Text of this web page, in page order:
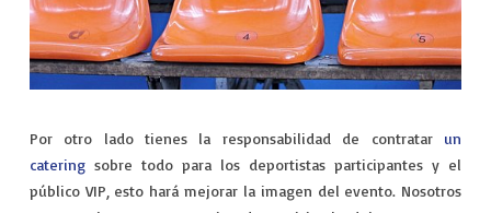
Por otro lado tienes la responsabilidad de contratar un
cateringsobre todo para los deportistas participantes y el
público VIP, esto hará mejorar la imagen del evento. Nosotros